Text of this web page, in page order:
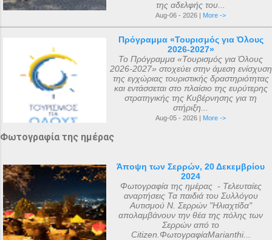
καθοριστεί ακριβώς ακόμα και σήμερα. Ο
αριθμός που επικράτησε από
μεταγενέστερες πηγές ιστορικών ήταν ο
αριθμός 318. Ο Ευσέβιος της Καισαρείας
τους αριθμεί 250, ο Αθανάσιος
Αλεξανδρείας 318, και ο Ευστάθιος Α...
της αδελφής του...
Aug-06 - 2026 | More ->
Πρόγραμμα «Τουρισμός για Όλους
2026-2027»
Το Πρόγραμμα «Τουρισμός για Όλους
2026-2027» στοχεύει στην άμεση ενίσχυση
της εγχώριας τουριστικής δραστηριότητας
και εντάσσεται στο πλαίσιο της ευρύτερης
στρατηγικής της Κυβέρνησης για τη
στήριξη...
Aug-05 - 2026 | More ->
Φωτογραφία της ημέρας
Άποψη των Σερρών, 20 Δεκεμβρίου
2024
Φωτογραφία της ημέρας - Τελευταίες
αναρτήσεις Τα παιδιά του Συλλόγου
Αυτισμού Ν. Σερρών "Ηλιαχτίδα"
απολαμβάνουν την θέα της πόλης των
Σερρών από το
Citizen.ΦωτογραφίαMarianthi...